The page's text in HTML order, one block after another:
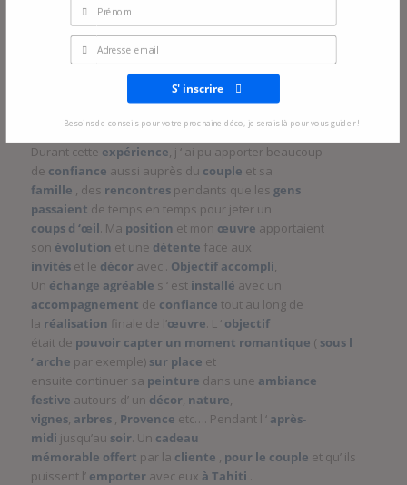
pour continuer cette œuvre
uniquequiinspiraitl’amour, l’émotionet
verdure vignes ,arbres
petite vue de mer sur le côté. Un grand
car c’ était pour la première
soi continuer .
Durant cette expérience, j ‘ ai pu apporter beaucoup
de confiance aussi auprès du couple et sa
famille , des rencontrespendants que les gens
passaient de temps en temps pour jeter un
coups d ‘œil. Ma position et mon œuvre apportaient
son évolution et une détente face aux
invitéset le décor avec . Objectif accompli,
Un échange agréable s ‘ est installé avec un
accompagnement de confiance tout au long de
la réalisation finale de l’œuvre. L ‘ objectif
était de pouvoir capter un moment romantique ( sous l
‘ arche par exemple) sur place et
ensuite continuer sa peinture dans une ambiance
festive autours d’ un décor, nature,
vignes, arbres, Provence etc…. Pendant l ‘ après-
midi jusqu’au soir. Un cadeau
mémorable offert par la cliente , pour le couple et qu’ ils
puissent l’ emporteravec eux à Tahiti .
S' inscrire
Besoins de conseils pour votre prochaine déco, je serais là pour vous guider !